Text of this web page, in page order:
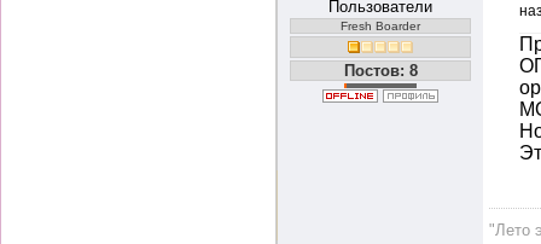
Пользователи
Fresh Boarder
Постов: 8
"Лето